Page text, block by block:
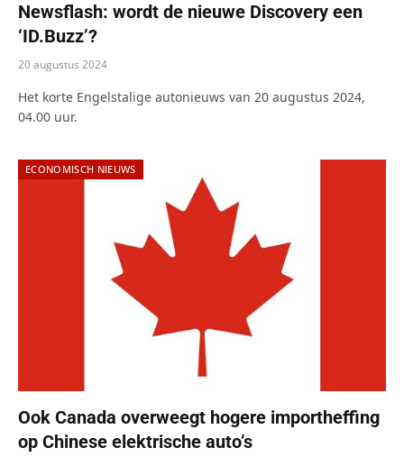
Newsflash: wordt de nieuwe Discovery een
‘ID.Buzz’?
20 augustus 2024
Het korte Engelstalige autonieuws van 20 augustus 2024,
04.00 uur.
ECONOMISCH NIEUWS
Ook Canada overweegt hogere importheffing
op Chinese elektrische auto’s